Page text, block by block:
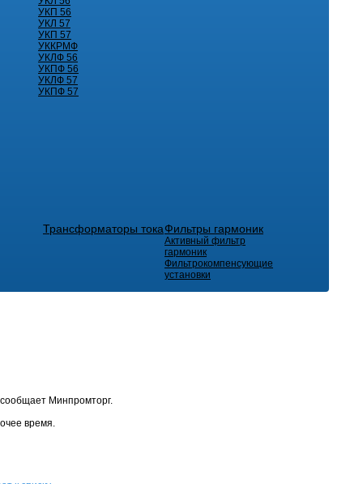
УКП 56
УКЛ 57
УКП 57
УККРМФ
УКЛФ 56
УКПФ 56
УКЛФ 57
УКПФ 57
Трансформаторы токаФильтры гармоник
Активный фильтр
гармоник
Фильтрокомпенсующие
установки
Минпромторг.
время.